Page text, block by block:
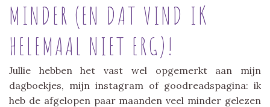
MINDER (EN DAT VIND IK
HELEMAAL NIET ERG)!
Jullie hebben het vast wel opgemerkt aan mijn
dagboekjes, mijn instagram of goodreadspagina: ik
heb de afgelopen paar maanden veel minder gelezen